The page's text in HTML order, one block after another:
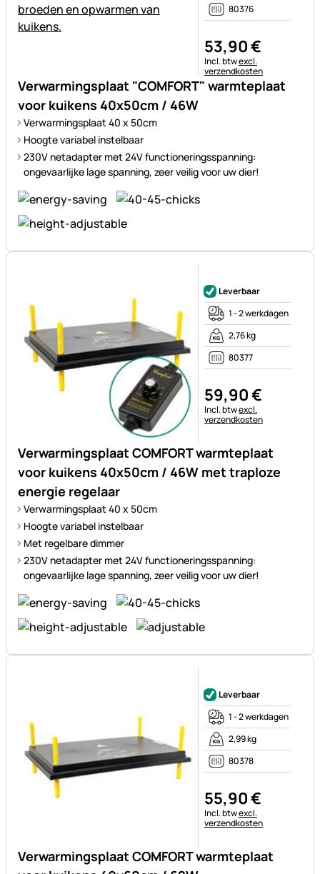
Verwarmingsplaat "COMFORT" warmteplaat
voor kuikens 40x50cm / 46W
Verwarmingsplaat 40 x 50cm
Hoogte variabel instelbaar
230V netadapter met 24V functioneringsspanning:
ongevaarlijke lage spanning, zeer veilig voor uw dier!
80376
53,90€
Belastinginformatie:
Incl. btwexcl.
verzendkosten
Verwarmingsplaat COMFORT warmteplaat
voor kuikens 40x50cm / 46W met traploze
energie regelaar
Verwarmingsplaat 40 x 50cm
Hoogte variabel instelbaar
Met regelbare dimmer
230V netadapter met 24V functioneringsspanning:
ongevaarlijke lage spanning, zeer veilig voor uw dier!
Leverbaar
1 - 2 werkdagen
2,76 kg
80377
59,90€
Belastinginformatie:
Incl. btwexcl.
verzendkosten
Verwarmingsplaat COMFORT warmteplaat
Leverbaar
1 - 2 werkdagen
2,99 kg
80378
55,90€
Belastinginformatie:
Incl. btwexcl.
verzendkosten